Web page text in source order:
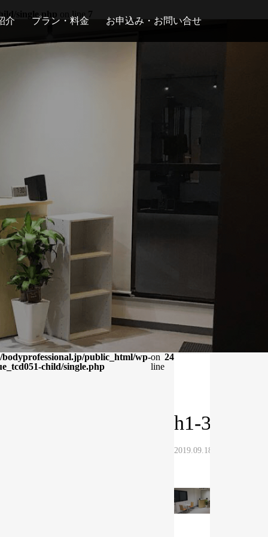
single.php on line 7
介 プラン・料金 お申込み・お問い合せ
bodyprofessional.jp/public_html/wp-
child/single.php
on
line
24
h1-3
2019.09.18